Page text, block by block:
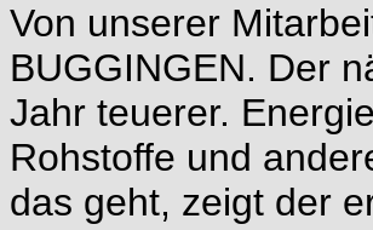
Von unserer
BUGGINGEN. Der
Jahr teuerer.
Rohstoffe und
das geht, zeigt der